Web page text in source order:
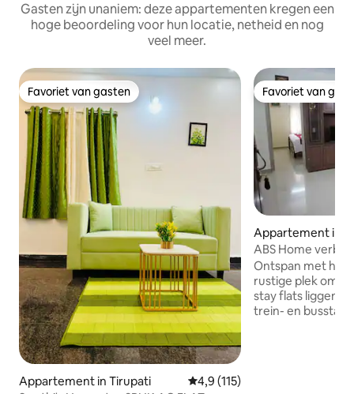
Gasten zijn unaniem: deze appartementen kregen een
hoge beoordeling voor hun locatie, netheid en nog
veel meer.
Favoriet van gasten
Favoriet van gasten
Appartement in Tirupati Gemiddelde beoordeling van
4,9 (115)
Favoriet van
Favoriet van
Appartement in
ABS Home
Twee
Ontspan met het
rustige plek om
stay flats liggen
trein- en